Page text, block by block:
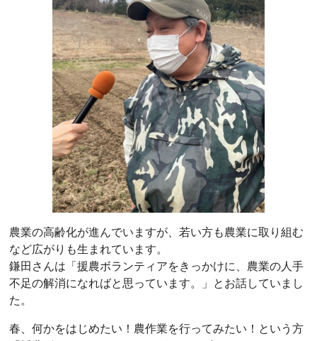
農業の高齢化が進んでいますが、若い方も農業に取り組む
など広がりも生まれています。
鎌田さんは「援農ボランティアをきっかけに、農業の人手
不足の解消になればと思っています。」とお話していまし
た。
春、何かをはじめたい！農作業を行ってみたい！という方